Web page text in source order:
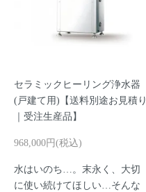
セラミックヒーリング浄水器
(戸建て用)【送料別途お見積り
｜受注生産品】
968,000円(税込)
水はいのち…。末永く、大切
に使い続けてほしい…そんな